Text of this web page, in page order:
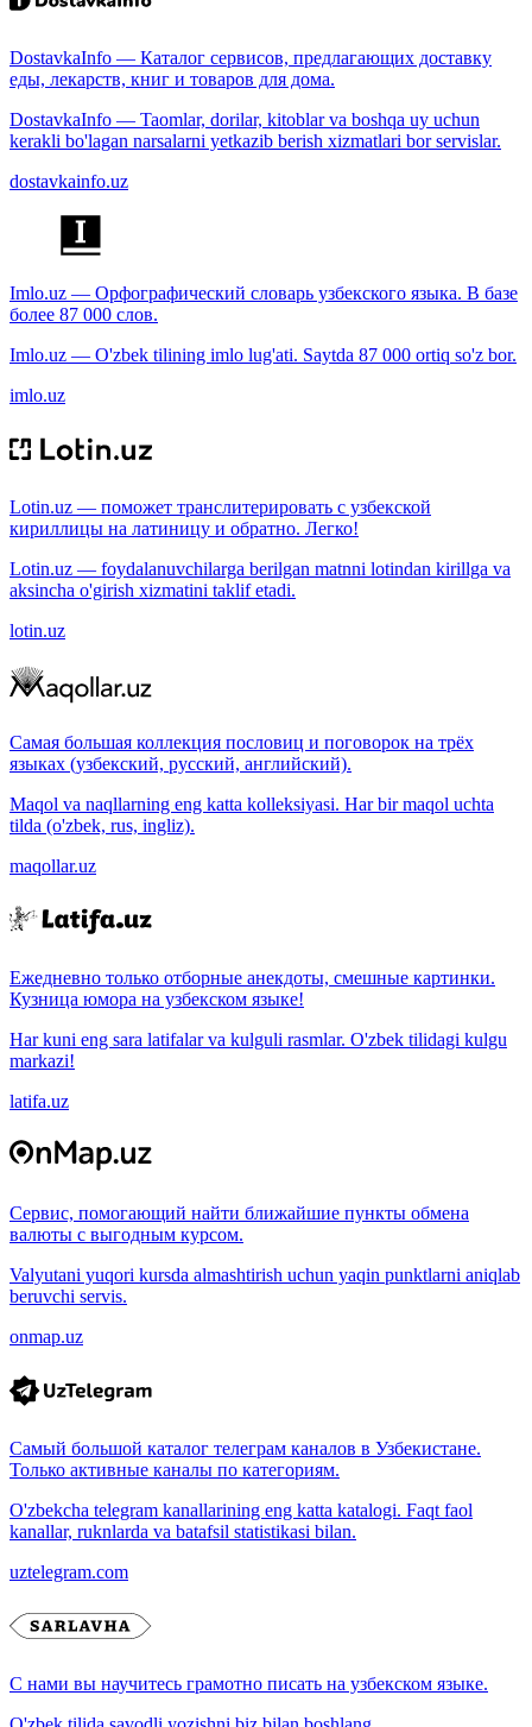
DostavkaInfo — Каталог сервисов, предлагающих доставку
еды, лекарств, книг и товаров для дома.
DostavkaInfo — Taomlar, dorilar, kitoblar va boshqa uy uchun
kerakli bo'lagan narsalarni yetkazib berish xizmatlari bor servislar.
dostavkainfo.uz
Imlo.uz — Орфографический словарь узбекского языка. В базе
более 87 000 слов.
Imlo.uz — O'zbek tilining imlo lug'ati. Saytda 87 000 ortiq so'z bor.
imlo.uz
Lotin.uz — поможет транслитерировать с узбекской
кириллицы на латиницу и обратно. Легко!
Lotin.uz — foydalanuvchilarga berilgan matnni lotindan kirillga va
aksincha o'girish xizmatini taklif etadi.
lotin.uz
Самая большая коллекция пословиц и поговорок на трёх
языках (узбекский, русский, английский).
Maqol va naqllarning eng katta kolleksiyasi. Har bir maqol uchta
tilda (o'zbek, rus, ingliz).
maqollar.uz
Ежедневно только отборные анекдоты, смешные картинки.
Кузница юмора на узбекском языке!
Har kuni eng sara latifalar va kulguli rasmlar. O'zbek tilidagi kulgu
markazi!
latifa.uz
Сервис, помогающий найти ближайшие пункты обмена
валюты с выгодным курсом.
Valyutani yuqori kursda almashtirish uchun yaqin punktlarni aniqlab
beruvchi servis.
onmap.uz
Самый большой каталог телеграм каналов в Узбекистане.
Только активные каналы по категориям.
O'zbekcha telegram kanallarining eng katta katalogi. Faqt faol
kanallar, ruknlarda va batafsil statistikasi bilan.
uztelegram.com
С нами вы научитесь грамотно писать на узбекском языке.